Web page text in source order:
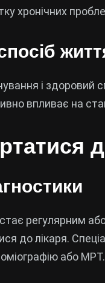
хронічних
і здоровий
впливає на
стає регулярним
до лікаря.
або МРТ.